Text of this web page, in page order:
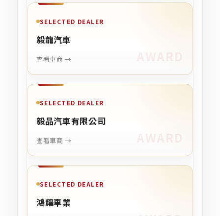
SELECTED DEALER
毅龍汽車
查看車商 →
SELECTED DEALER
毅品汽車有限公司
查看車商 →
SELECTED DEALER
鴻耀車業